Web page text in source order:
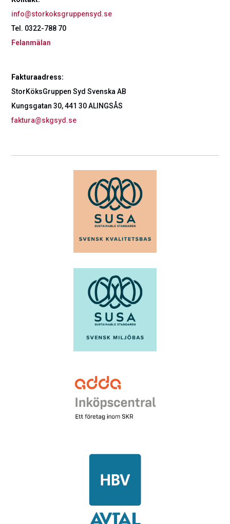
info@storkoksgruppensyd.se
Tel. 0322-788 70
Felanmälan
Fakturaadress:
StorKöksGruppen Syd Svenska AB
Kungsgatan 30, 441 30 ALINGSÅS
faktura@skgsyd.se